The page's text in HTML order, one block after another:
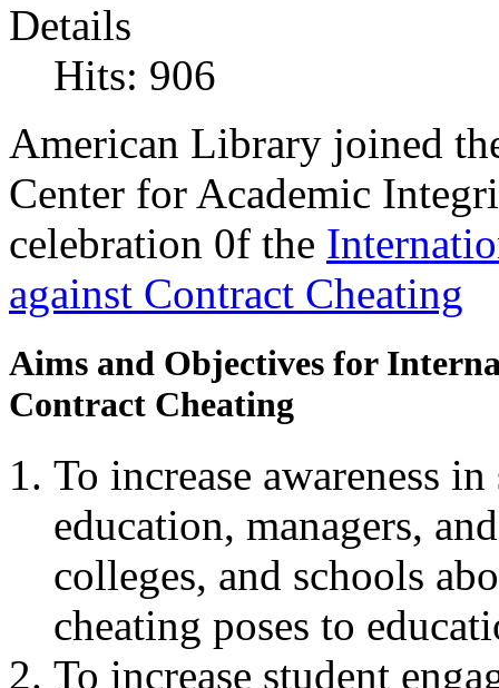
Details
Hits: 906
American Library joined
Center for Academic
celebration 0f the
against Contract Cheating
Aims and Objectives for
Contract Cheating
To increase awareness
education, managers,
colleges, and schools
cheating poses to
To increase student